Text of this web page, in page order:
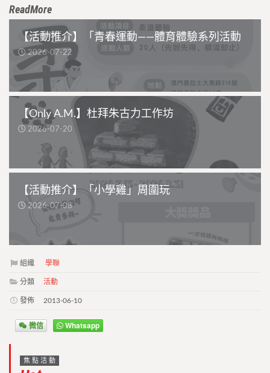
ReadMore
【活動推介】「青春運動——體育體驗系列活動
2026-07-22
【Only A.M.】杜拜朱古力工作坊
2026-07-20
【活動推介】「小學雞」周圍玩
2026-07-08
組織 學聯
分類 活動
發佈 2013-06-10
微信 Whatsapp
焦點活動